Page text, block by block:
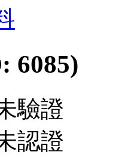
6085)
驗證
認證